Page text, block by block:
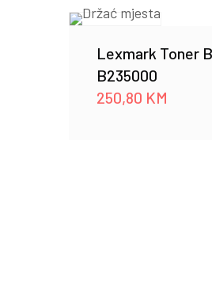
Lexmark Toner
B235000
250,80 KM